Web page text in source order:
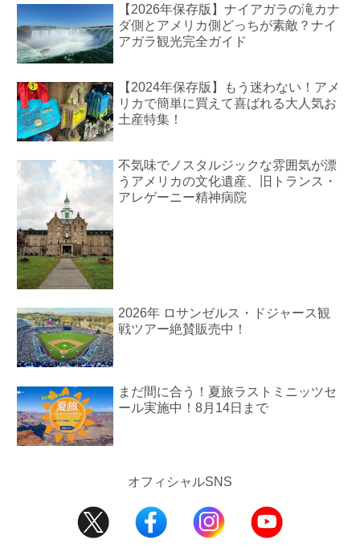
【2026年保存版】ナイアガラの滝カナ
ダ側とアメリカ側どっちが素敵？ナイ
アガラ観光完全ガイド
【2024年保存版】もう迷わない！アメ
リカで簡単に買えて喜ばれる大人気お
土産特集！
不気味でノスタルジックな雰囲気が漂
うアメリカの文化遺産、旧トランス・
アレゲーニー精神病院
2026年 ロサンゼルス・ドジャース観
戦ツアー絶賛販売中！
まだ間に合う！夏旅ラストミニッツセ
ール実施中！8月14日まで
オフィシャルSNS